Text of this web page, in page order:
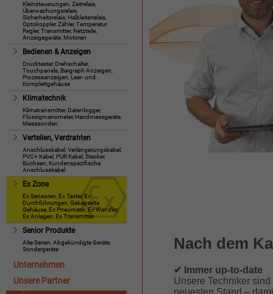
Kleinsteuerungen, Zeitrelais,
Überwachungsrelais,
Sicherheitsrelais, Halbleiterrelais,
Optokoppler, Zähler, Temperatur
Regler, Transmitter, Netzteile,
Anzeigegeräte, Motoren
Bedienen & Anzeigen
Drucktaster, Drehschalter,
Touchpanels, Bargraph Anzeigen,
Prozessanzeigen, Leer- und
Komplettgehäuse
Klimatechnik
Klimatransmitter, Datenlogger,
Flüssigmanometer, Handmessgeräte,
Messsonden
Verteilen, Verdrahten
Anschlusskabel, Verlängerungskabel,
PVC+ Kabel, PUR Kabel, Stecker,
Buchsen, Kundenspezifische
Anschlusskabel
Ex Zone
Ex Sensoren, Ex Taster, Ex
Durchführungen, Gekapselte
Gehäuse, Ex Pneumatik, Ex Wandler,
Ex Anlagen, Ex Transmitter
Senior Produkte
Alte Serien, Abgekündigte Geräte,
Sondergeräte
Unternehmen
Unsere Partner
Nach dem
✔ Immer up-to-date
Unsere Techniker
neuesten Stand –